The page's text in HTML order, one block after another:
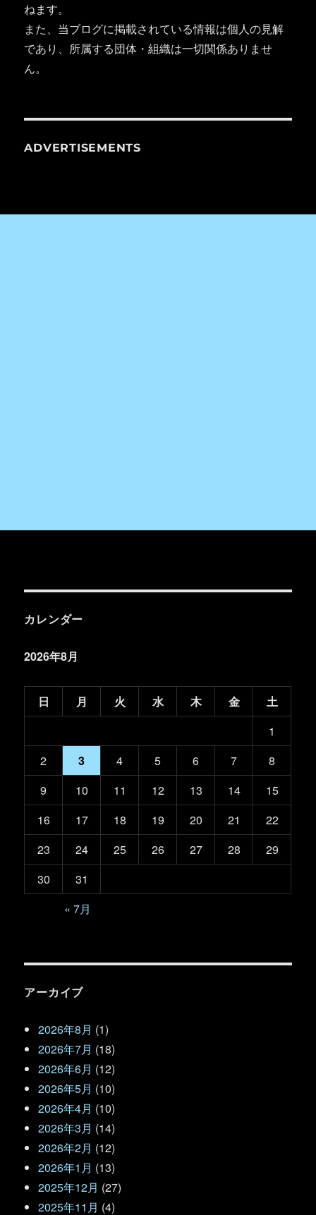
ねます。
また、当ブログに掲載されている情報は個人の見解
であり、所属する団体・組織は一切関係ありませ
ん。
ADVERTISEMENTS
カレンダー
2026年8月
日 月 火 水 木 金
土
1
2
3 4 5 6 7
8
9
10 11 12 13 14
15
16
17 18 19 20 21
22
23
24 25 26 27 28
29
30
31
« 7月
アーカイブ
2026年8月 (1)
2026年7月 (18)
2026年6月 (12)
2026年5月 (10)
2026年4月 (10)
2026年3月 (14)
2026年2月 (12)
2026年1月 (13)
2025年12月 (27)
2025年11月 (4)